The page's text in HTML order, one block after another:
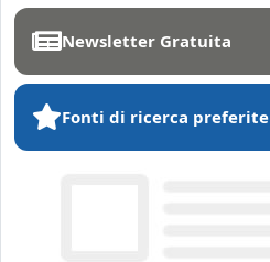
Newsletter Gratuita
Fonti di ricerca preferite